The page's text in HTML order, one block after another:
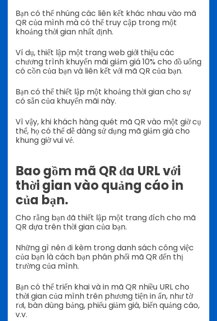
Bạn có thể nhúng các liên kết khác nhau vào mã
QR của mình mà có thể truy cập trong một
khoảng thời gian nhất định.
Ví dụ, thiết lập một trang web giới thiệu các
chương trình khuyến mãi giảm giá 10% cho đồ uống
có cồn của bạn và liên kết với mã QR của bạn.
Bạn có thể thiết lập một khoảng thời gian cho sự
có sẵn của khuyến mãi này.
Vì vậy, khi khách hàng quét mã QR vào một giờ cụ
thể, họ có thể dễ dàng sử dụng mã giảm giá cho
khung giờ vui vẻ.
Bao gồm mã QR đa URL với
thời gian vào quảng cáo in
của bạn.
Cho rằng bạn đã thiết lập một trang đích cho mã
QR dựa trên thời gian của bạn.
Những gì nên đi kèm trong danh sách công việc
của bạn là cách bạn phân phối mã QR đến thị
trường của mình.
Bạn có thể triển khai và in mã QR nhiều URL cho
thời gian của mình trên phương tiện in ấn, như tờ
rơi, bàn dùng bảng, phiếu giảm giá, biển quảng cáo,
v.v.